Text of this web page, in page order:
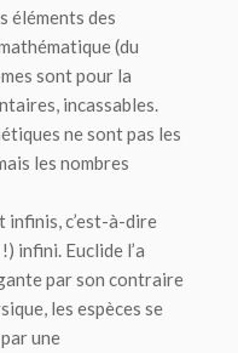
éléments des
(du
sont pour la
incassables.
ne sont pas les
les nombres
infinis, c’est-à-dire
infini. Euclide l’a
par son contraire
les espèces se
une